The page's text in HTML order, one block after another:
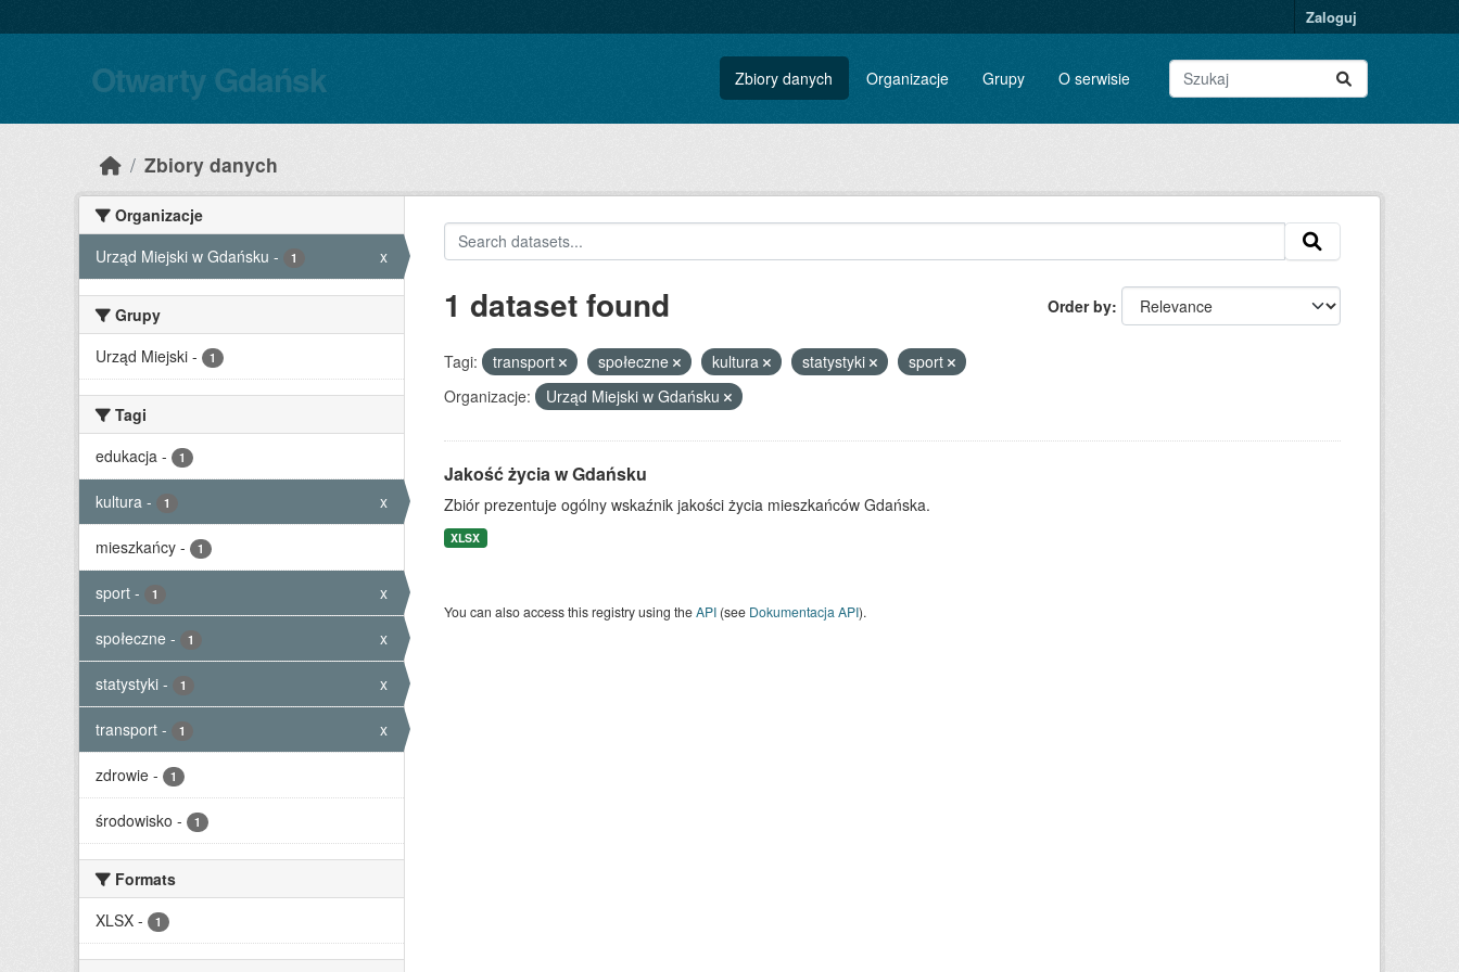
Zaloguj
Otwarty Gdańsk Zbiory danych Organizacje Grupy O serwisie
Zbiory danych
Organizacje
Urząd Miejski w Gdańsku - 1 x
Grupy
Urząd Miejski - 1
Tagi
edukacja - 1
kultura - 1 x
mieszkańcy - 1
sport - 1 x
społeczne - 1 x
statystyki - 1 x
transport - 1 x
zdrowie - 1
środowisko - 1
Formats
XLSX - 1
Order by
1 dataset found
Tagi: transport społeczne kultura statystyki
sport
Organizacje:
Urząd Miejski w Gdańsku
Jakość życia w Gdańsku
Zbiór prezentuje ogólny wskaźnik jakości życia mieszkańców Gdańska.
XLSX
You can also access this registry using theAPI(see Dokumentacja API).